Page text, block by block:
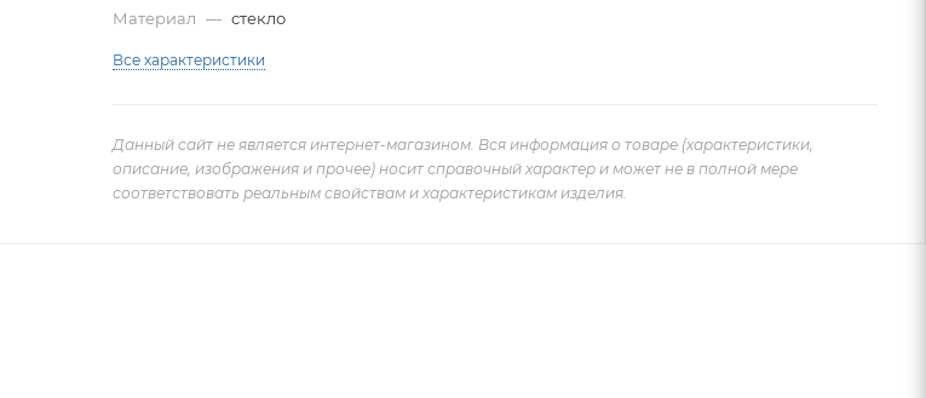
Материал — стекло
Все характеристики
Данный сайт не является интернет-магазином. Вся информация о товаре (характеристики,
описание, изображения и прочее) носит справочный характер и может не в полной мере
соответствовать реальным свойствам и характеристикам изделия.